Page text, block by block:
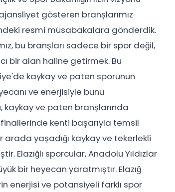
gösteren branşlarımız
resmi müsabakalara gönderdik.
bu branşları sadece bir spor değil,
bir alan haline getirmek. Bu
kaykay ve paten sporunun
ve enerjisiyle bunu
kaykay ve paten branşlarında
kenti başarıyla temsil
arada yaşadığı kaykay ve tekerlekli
Elazığlı sporcular, Anadolu Yıldızlar
bir heyecan yaratmıştır. Elazığ
enerjisi ve potansiyeli farklı spor